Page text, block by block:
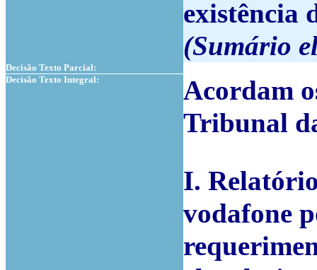
existência
(Sumário
Decisão Texto Parcial:
Decisão Texto Integral:
Acordam
Tribunal
I.
vodafone